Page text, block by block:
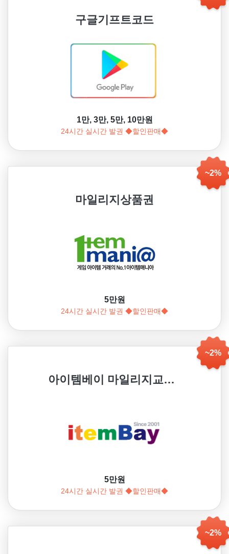
구글기프트코드
1만, 3만, 5만, 10만원
24시간 실시간 발권 ◆할인판매◆
~2%
마일리지상품권
5만원
24시간 실시간 발권 ◆할인판매◆
~2%
아이템베이 마일리지교환권
5만원
24시간 실시간 발권 ◆할인판매◆
~2%